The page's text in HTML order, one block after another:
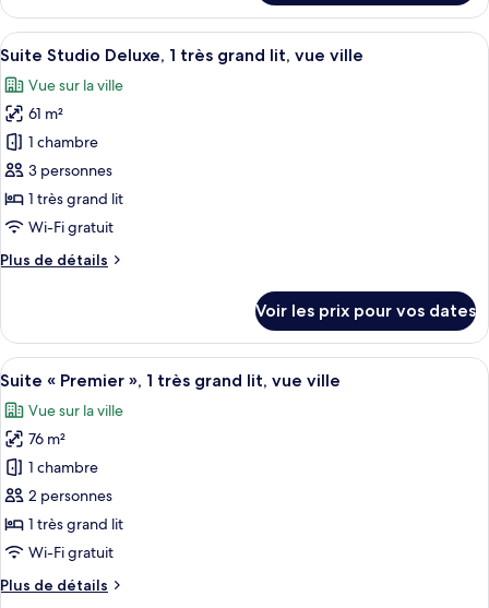
le
type
de
Studio,
vue
ville
Afficher
toutes
les
photos
pour
ce
type
de
chambre :
Suite
1
très
grand
lit,
vue
ville
Une chambre d’hôtel moderne
7
Suite Studio Deluxe, 1 très grand lit, vue ville
Vue sur la ville
61 m²
1 chambre
3 personnes
1 très grand lit
Wi-Fi gratuit
Plus de détails
Plus
le
type
de
Suite
Studio
Deluxe,
très
grand
lit,
vue
Voir les prix pour vos dates
Afficher
toutes
les
photos
pour
ce
type
de
chambre :
Suite
Une chambre moderne avec un
6
Suite « Premier », 1 très grand lit, vue ville
Vue sur la ville
76 m²
1 chambre
2 personnes
1 très grand lit
Wi-Fi gratuit
Plus de détails
Plus